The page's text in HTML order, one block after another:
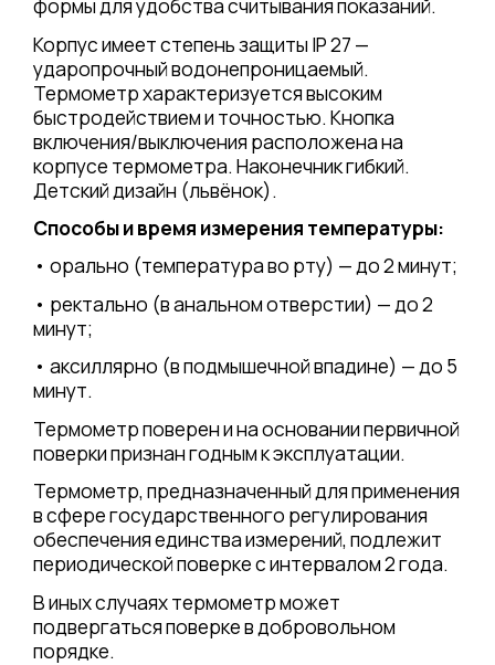
формы для удобства считывания показаний.
Корпус имеет степень защиты IP 27 —
ударопрочный водонепроницаемый.
Термометр характеризуется высоким
быстродействием и точностью. Кнопка
включения/выключения расположена на
корпусе термометра. Наконечник гибкий.
Детский дизайн (львёнок).
Способы и время измерения температуры:
• орально (температура во рту) — до 2 минут;
• ректально (в анальном отверстии) — до 2
минут;
• аксиллярно (в подмышечной впадине) — до 5
минут.
Термометр поверен и на основании первичной
поверки признан годным к эксплуатации.
Термометр, предназначенный для применения
в сфере государственного регулирования
обеспечения единства измерений, подлежит
периодической поверке с интервалом 2 года.
В иных случаях термометр может
подвергаться поверке в добровольном
порядке.